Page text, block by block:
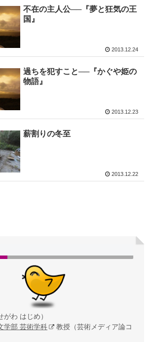
不在の主人公──『夢と狂気の王
国』
2013.12.24
過ちを犯すこと──『かぐや姫の
物語』
2013.12.23
薪割りの冬至
2013.12.22
がわ はじめ）
学部 芸術学科
教授（芸術メディア論コ